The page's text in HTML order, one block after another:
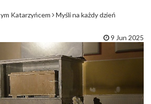
Katarzyńcem Myśli na każdy dzień
9 Jun 2025